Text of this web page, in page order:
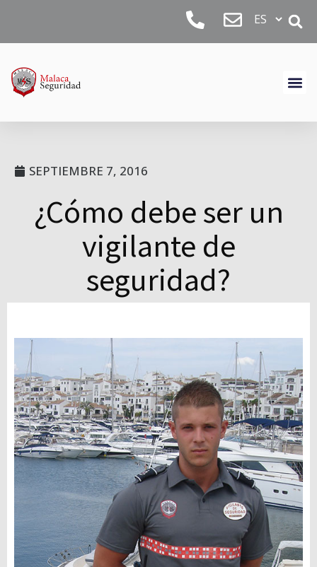
SEPTIEMBRE 7, 2016
¿Cómo debe ser un
vigilante de
seguridad?